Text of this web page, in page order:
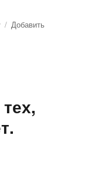
Добавить
для тех,